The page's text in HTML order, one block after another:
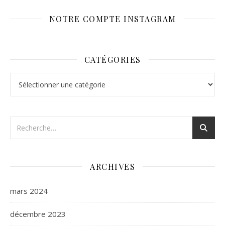
NOTRE COMPTE INSTAGRAM
CATÉGORIES
ARCHIVES
mars 2024
décembre 2023